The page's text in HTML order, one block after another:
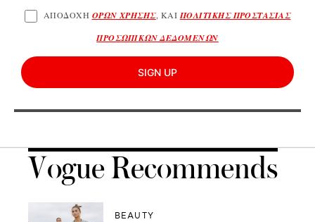
ΑΠΟΔΟΧΗ ΟΡΩΝ ΧΡΗΣΗΣ, ΚΑΙ ΠΟΛΙΤΙΚΗΣ ΠΡΟΣΤΑΣΙΑΣ
ΠΡΟΣΩΠΙΚΩΝ ΔΕΔΟΜΕΝΩΝ
SIGN UP
Vogue Recommends
BEAUTY